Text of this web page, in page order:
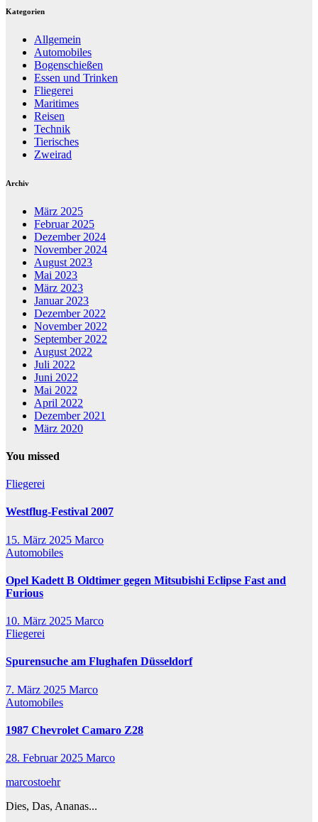
Kategorien
Allgemein
Automobiles
Bogenschießen
Essen und Trinken
Fliegerei
Maritimes
Reisen
Technik
Tierisches
Zweirad
Archiv
März 2025
Februar 2025
Dezember 2024
November 2024
August 2023
Mai 2023
März 2023
Januar 2023
Dezember 2022
November 2022
September 2022
August 2022
Juli 2022
Juni 2022
Mai 2022
April 2022
Dezember 2021
März 2020
You missed
Fliegerei
Westflug-Festival 2007
15. März 2025 Marco
Automobiles
Opel Kadett B Oldtimer gegen Mitsubishi Eclipse Fast and
Furious
10. März 2025 Marco
Fliegerei
Spurensuche am Flughafen Düsseldorf
7. März 2025 Marco
Automobiles
1987 Chevrolet Camaro Z28
28. Februar 2025 Marco
marcostoehr
Dies, Das, Ananas...